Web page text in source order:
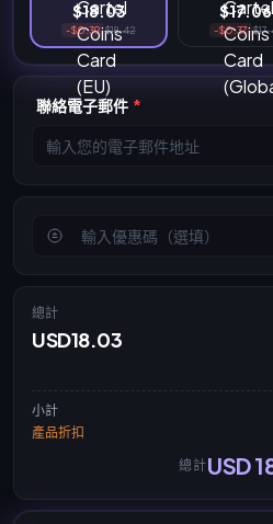
$18.03
-$0.39 $18.42
$17.06
-$0.37
聯絡電子郵件 *
總計
USD18.03
小計
產品折扣
總計USD